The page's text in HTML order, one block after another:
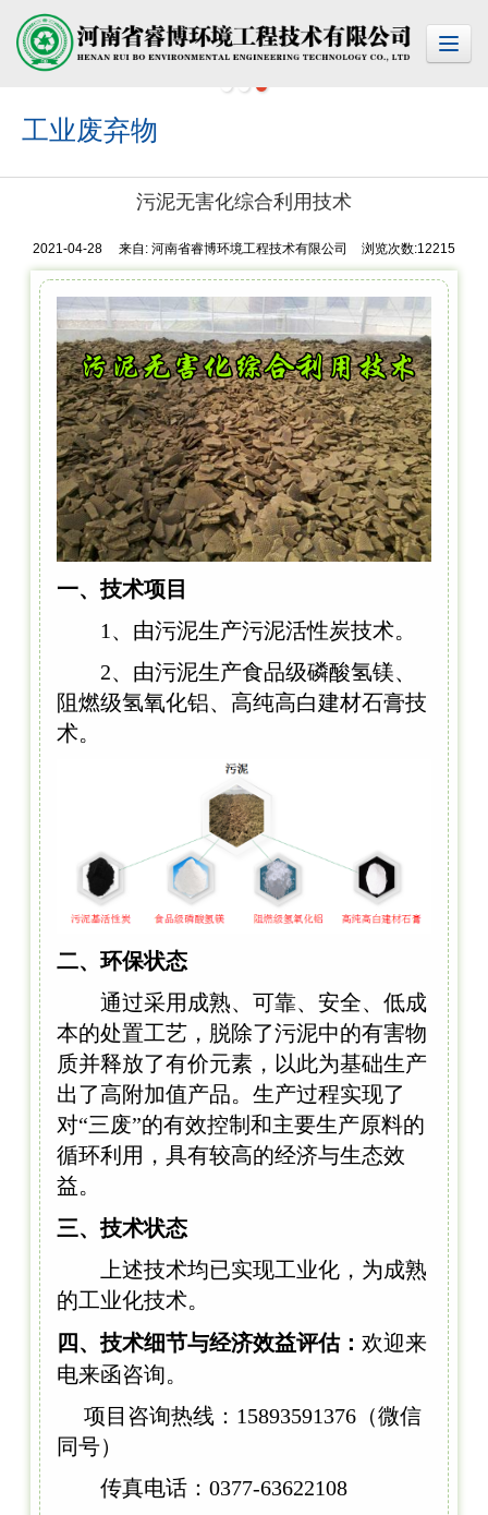
工业废弃物
污泥无害化综合利用技术
2021-04-28 来自: 河南省睿博环境工程技术有限公司 浏览次数:12215
一、技术项目
1、由污泥生产污泥活性炭技术。
2、由污泥生产食品级磷酸氢镁、
阻燃级氢氧化铝、高纯高白建材石膏技
术。
二、环保状态
通过采用成熟、可靠、安全、低成
本的处置工艺，脱除了污泥中的有害物
质并释放了有价元素，以此为基础生产
出了高附加值产品。生产过程实现了
对“三废”的有效控制和主要生产原料的
循环利用，具有较高的经济与生态效
益。
三、技术状态
上述技术均已实现工业化，为成熟
的工业化技术。
四、技术细节与经济效益评估： 欢迎来
电来函咨询。
项目咨询热线：15893591376（微信
同号）
传真电话：0377-63622108